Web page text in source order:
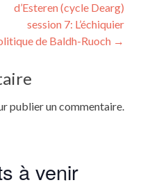
d’Esteren (cycle Dearg)
session 7: L’échiquier
de Baldh-Ruoch →
publier un commentaire.
à venir